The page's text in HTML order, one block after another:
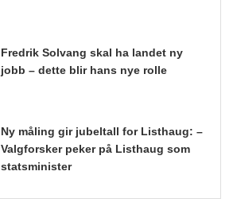
Fredrik Solvang skal ha landet ny
jobb – dette blir hans nye rolle
Ny måling gir jubeltall for Listhaug: –
Valgforsker peker på Listhaug som
statsminister